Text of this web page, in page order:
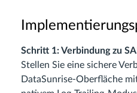
Schritt 1: Verbindung zu
Stellen Sie eine sichere
DataSunrise-Oberfläche